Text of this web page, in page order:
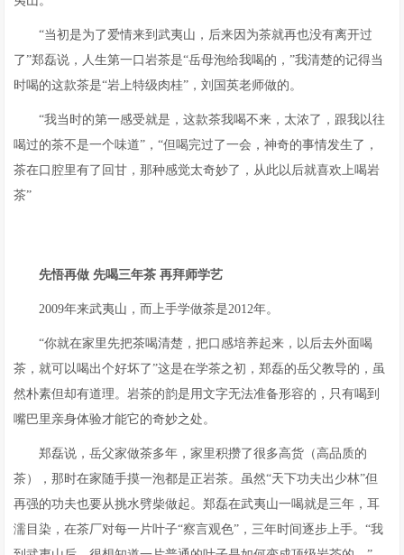
“当初是为了爱情来到武夷山，后来因为茶就再也没有离开过
了”郑磊说，人生第一口岩茶是“岳母泡给我喝的，”我清楚的记得当
时喝的这款茶是“岩上特级肉桂”，刘国英老师做的。
“我当时的第一感受就是，这款茶我喝不来，太浓了，跟我以往
喝过的茶不是一个味道”，“但喝完过了一会，神奇的事情发生了，
茶在口腔里有了回甘，那种感觉太奇妙了，从此以后就喜欢上喝岩
茶”
先悟再做 先喝三年茶 再拜师学艺
2009年来武夷山，而上手学做茶是2012年。
“你就在家里先把茶喝清楚，把口感培养起来，以后去外面喝
茶，就可以喝出个好坏了”这是在学茶之初，郑磊的岳父教导的，虽
然朴素但却有道理。岩茶的韵是用文字无法准备形容的，只有喝到
嘴巴里亲身体验才能它的奇妙之处。
郑磊说，岳父家做茶多年，家里积攒了很多高货（高品质的
茶），那时在家随手摸一泡都是正岩茶。虽然“天下功夫出少林”但
再强的功夫也要从挑水劈柴做起。郑磊在武夷山一喝就是三年，耳
濡目染，在茶厂对每一片叶子“察言观色”，三年时间逐步上手。“我